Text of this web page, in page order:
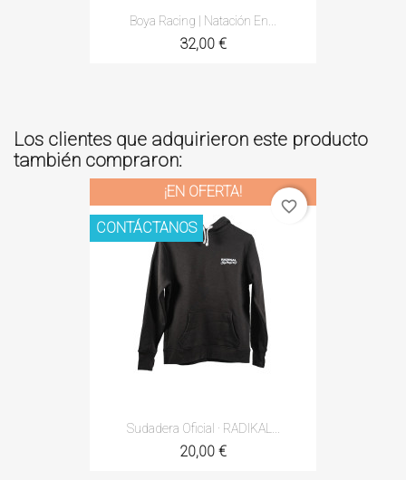
Boya Racing | Natación En...
32,00 €
Los clientes que adquirieron este producto
también compraron:
Sudadera Oficial · RADIKAL...
20,00 €
¡EN OFERTA!
CONTÁCTANOS
favorite_border